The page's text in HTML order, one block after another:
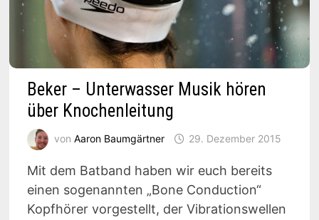
Beker – Unterwasser Musik hören
über Knochenleitung
von Aaron Baumgärtner 29. Dezember 2015
Mit dem Batband haben wir euch bereits
einen sogenannten „Bone Conduction“
Kopfhörer vorgestellt, der Vibrationswellen